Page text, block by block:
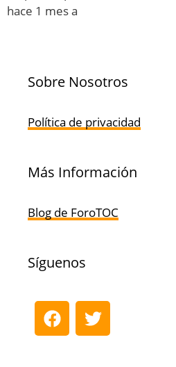
hace 1 mes a
Sobre Nosotros
Política de privacidad
Más Información
Blog de ForoTOC
Síguenos